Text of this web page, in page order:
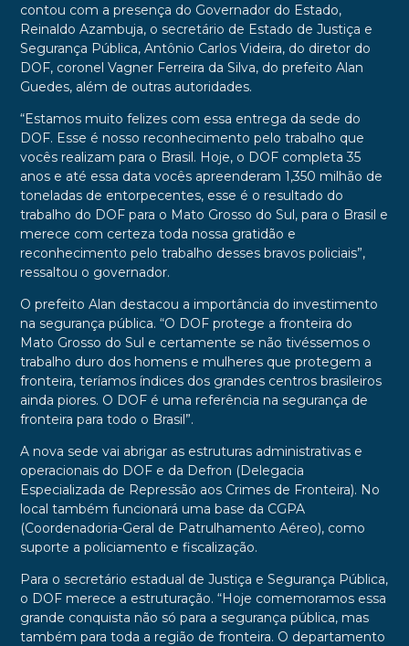
contou com a presença do Governador do Estado,
Reinaldo Azambuja, o secretário de Estado de Justiça e
Segurança Pública, Antônio Carlos Videira, do diretor do
DOF, coronel Vagner Ferreira da Silva, do prefeito Alan
Guedes, além de outras autoridades.
“Estamos muito felizes com essa entrega da sede do
DOF. Esse é nosso reconhecimento pelo trabalho que
vocês realizam para o Brasil. Hoje, o DOF completa 35
anos e até essa data vocês apreenderam 1,350 milhão de
toneladas de entorpecentes, esse é o resultado do
trabalho do DOF para o Mato Grosso do Sul, para o Brasil e
merece com certeza toda nossa gratidão e
reconhecimento pelo trabalho desses bravos policiais”,
ressaltou o governador.
O prefeito Alan destacou a importância do investimento
na segurança pública. “O DOF protege a fronteira do
Mato Grosso do Sul e certamente se não tivéssemos o
trabalho duro dos homens e mulheres que protegem a
fronteira, teríamos índices dos grandes centros brasileiros
ainda piores. O DOF é uma referência na segurança de
fronteira para todo o Brasil”.
A nova sede vai abrigar as estruturas administrativas e
operacionais do DOF e da Defron (Delegacia
Especializada de Repressão aos Crimes de Fronteira). No
local também funcionará uma base da CGPA
(Coordenadoria-Geral de Patrulhamento Aéreo), como
suporte a policiamento e fiscalização.
Para o secretário estadual de Justiça e Segurança Pública,
o DOF merece a estruturação. “Hoje comemoramos essa
grande conquista não só para a segurança pública, mas
também para toda a região de fronteira. O departamento